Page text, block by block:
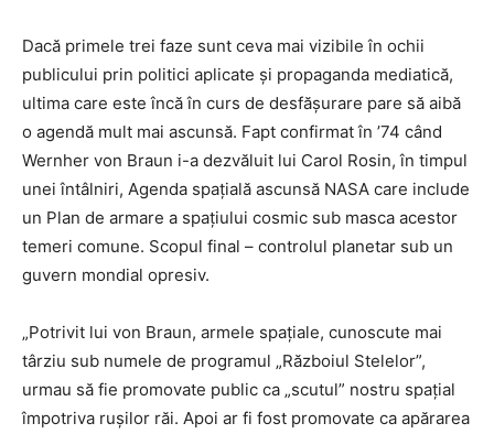
Dacă primele trei faze sunt ceva mai vizibile în ochii
publicului prin politici aplicate și propaganda mediatică,
ultima care este încă în curs de desfășurare pare să aibă
o agendă mult mai ascunsă. Fapt confirmat în ’74 când
Wernher von Braun i-a dezvăluit lui Carol Rosin, în timpul
unei întâlniri, Agenda spațială ascunsă NASA care include
un Plan de armare a spațiului cosmic sub masca acestor
temeri comune. Scopul final – controlul planetar sub un
guvern mondial opresiv.
„Potrivit lui von Braun, armele spațiale, cunoscute mai
târziu sub numele de programul „Războiul Stelelor”,
urmau să fie promovate public ca „scutul” nostru spațial
împotriva rușilor răi. Apoi ar fi fost promovate ca apărarea